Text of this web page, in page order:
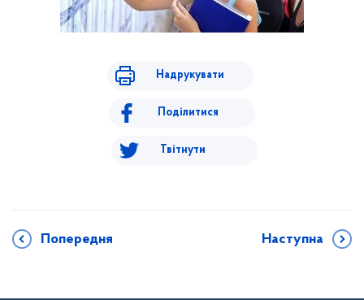
Надрукувати
Поділитися
Твітнути
Попередня Наступна